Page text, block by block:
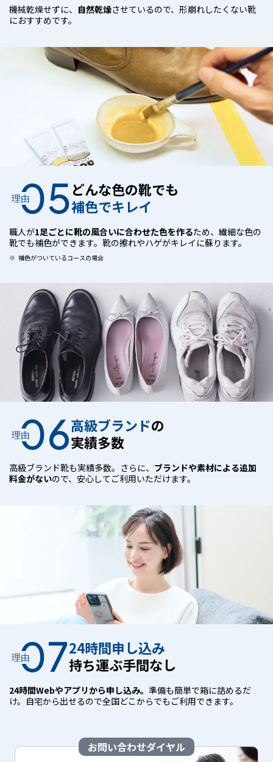
機械乾燥せずに、 自然乾燥させているので、形崩れしたくない靴
におすすめです。
05
理由
どんな色の靴でも
補色でキレイ
職人が1足ごとに靴の風合いに合わせた色を作るため、繊細な色の
靴でも補色ができます。靴の擦れやハゲがキレイに蘇ります。
補色がついているコースの場合
06
理由 高級ブランドの
実績多数
高級ブランド靴も実績多数。さらに、 ブランドや素材による追加
料金がないので、安心してご利用いただけます。
07
理由
24時間申し込み
持ち運ぶ手間なし
24時間Webやアプリから申し込み。 準備も簡単で箱に詰めるだ
け。自宅から出せるので全国どこからでもご利用できます。
お問い合わせダイヤル